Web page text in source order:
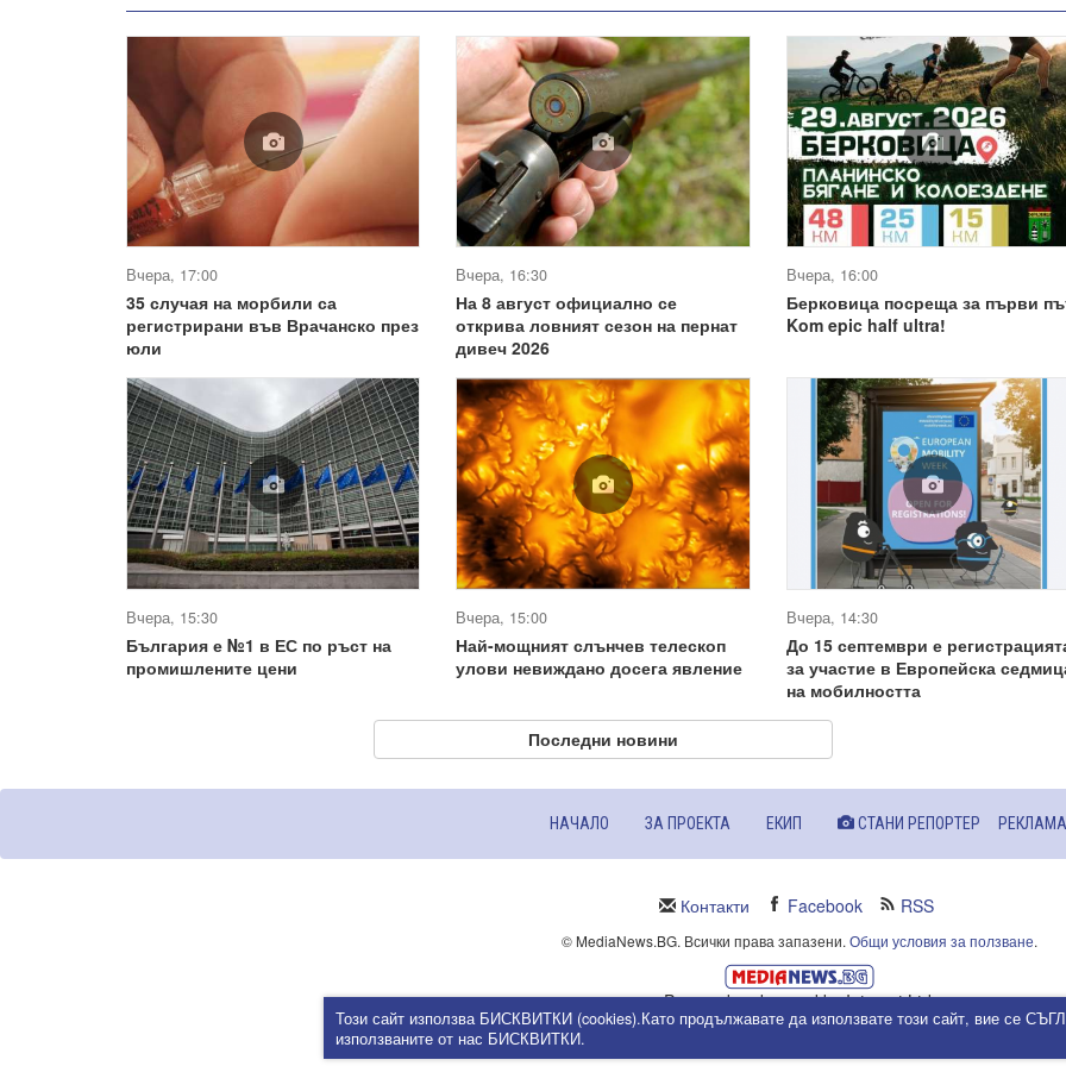
Вчера, 17:00
35 случая на морбили са
регистрирани във Врачанско през
юли
Вчера, 16:30
На 8 август официално се
открива ловният сезон на пернат
дивеч 2026
Вчера, 16:00
Берковица посреща за първи
Kom epic half ultra!
Вчера, 15:30
България е №1 в ЕС по ръст на
промишлените цени
Вчера, 15:00
Най-мощният слънчев телескоп
улови невиждано досега явление
Вчера, 14:30
До 15 септември е
за участие в Европейска
на мобилността
Последни новини
НАЧАЛО ЗА ПРОЕКТА ЕКИП СТАНИ РЕПОРТЕР РЕКЛАМА
Контакти Facebook RSS
© MediaNews.BG. Всички права запазени. Общи условия за ползване.
Powered and owned by Intersat Ltd.
Собственост на Интерсат ООД.
Този сайт използва БИСКВИТКИ (cookies).Като продължавате да използвате този сайт, вие се
използваните от нас БИСКВИТКИ.